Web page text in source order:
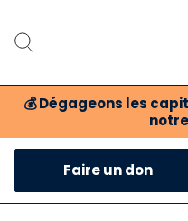
💰 Dégageons les
Faire un don